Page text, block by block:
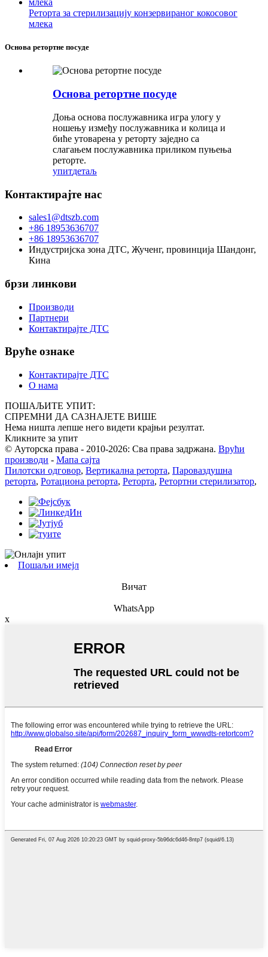
Реторта за стерилизацију конзервираног кокосовог
млека
Основа ретортне посуде
Основа ретортне посуде
Доња основа послужавника игра улогу у
ношењу између послужавника и колица и
биће утоварена у реторту заједно са
слагањем послужавника приликом пуњења
реторте.
упитдетаљ
Контактирајте нас
sales1@dtszb.com
+86 18953636707
+86 18953636707
Индустријска зона ДТС, Жученг, провинција Шандонг,
Кина
брзи линкови
Производи
Партнери
Контактирајте ДТС
Вруће ознаке
Контактирајте ДТС
О нама
ПОШАЉИТЕ УПИТ:
СПРЕМНИ ДА САЗНАЈЕТЕ ВИШЕ
Нема ништа лепше него видети крајњи резултат.
Кликните за упит
© Ауторска права - 2010-2026: Сва права задржана. Врући
производи - Мапа сајта
Пилотски одговор, Вертикална реторта, Пароваздушна
реторта, Ротациона реторта, Реторта, Ретортни стерилизатор,
Пошаљи имејл
Вичат
WhatsApp
x